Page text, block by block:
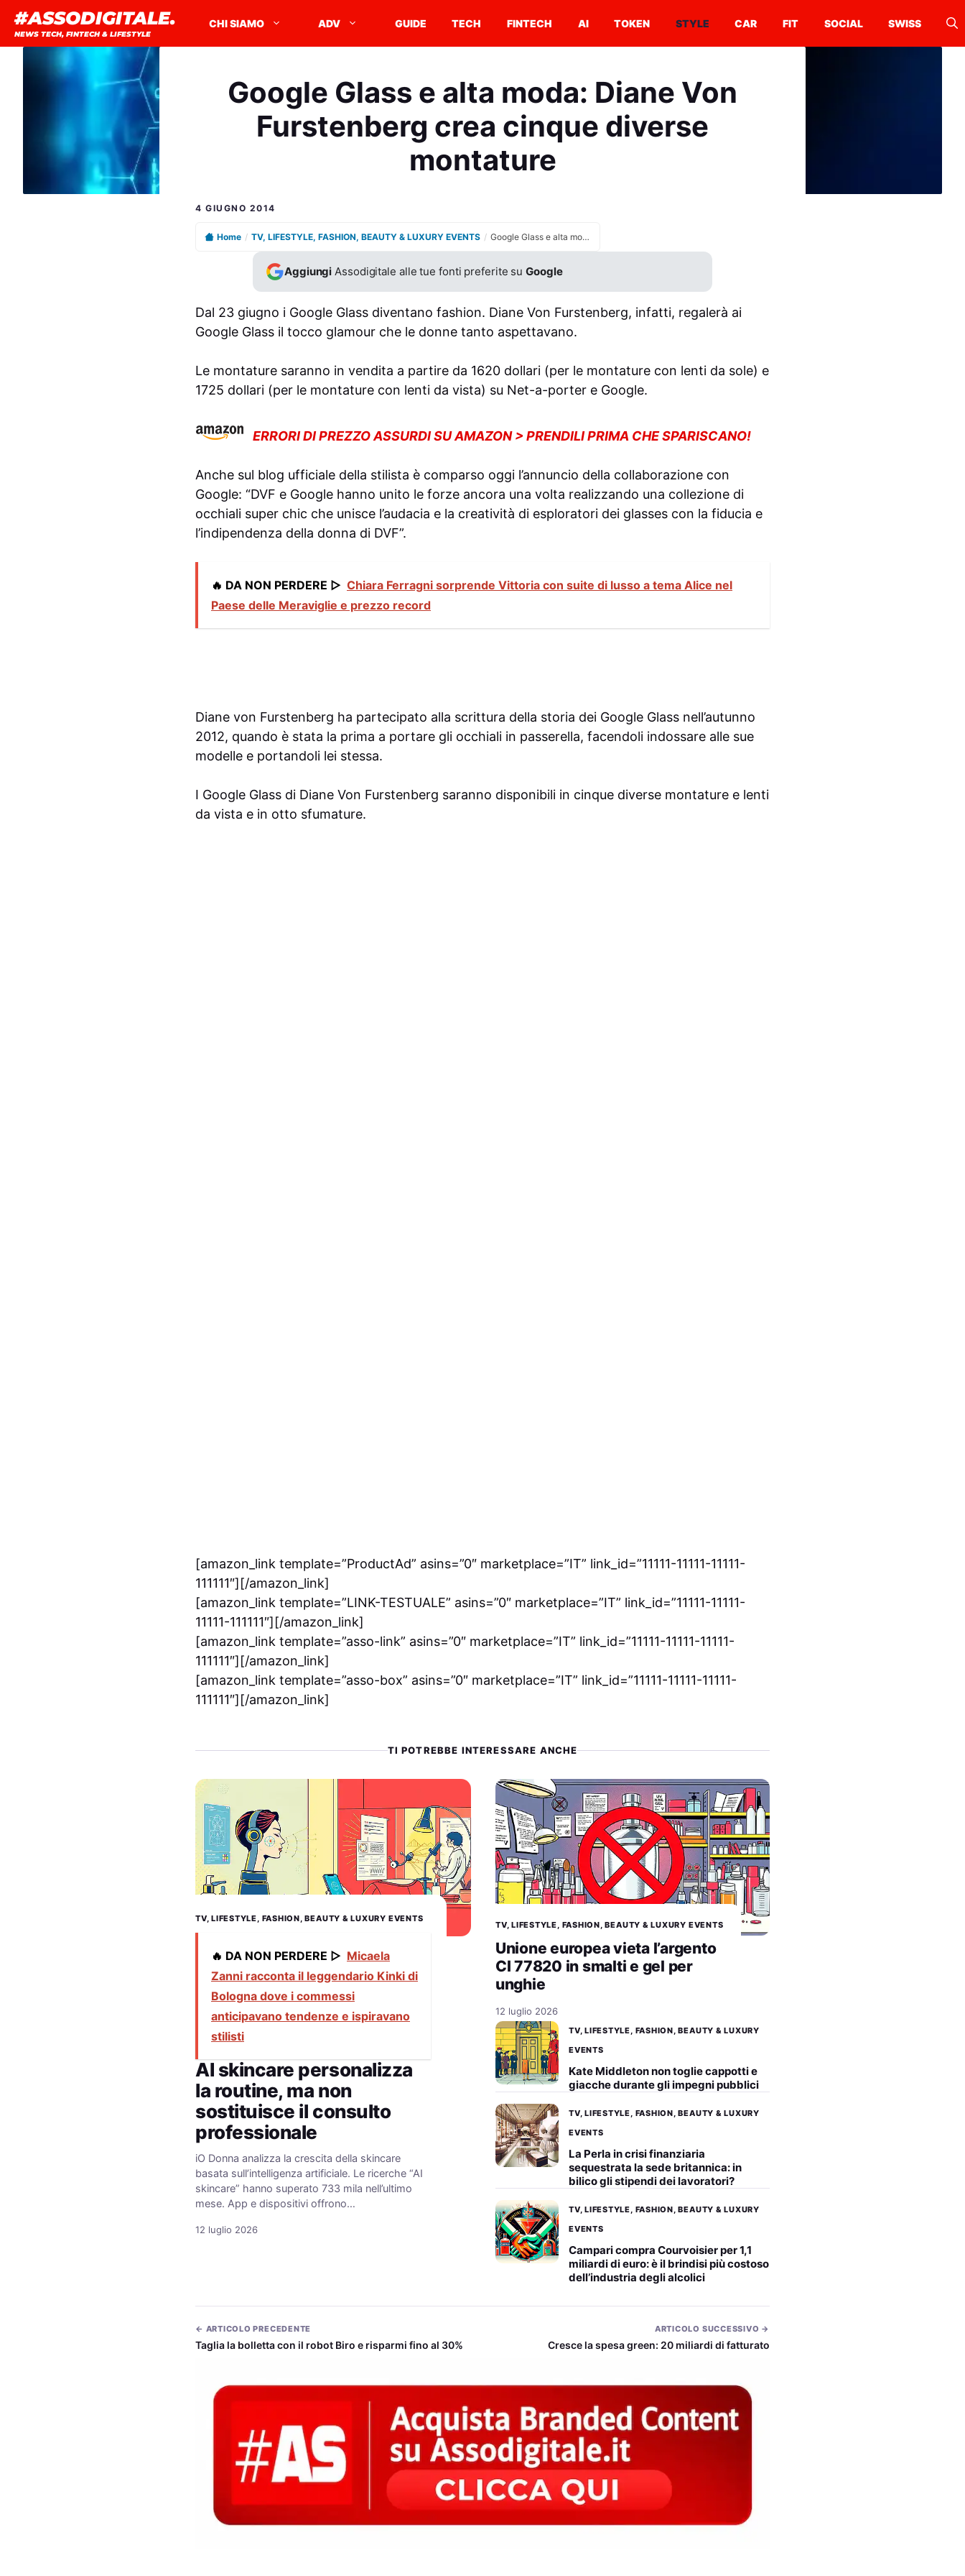
contenuto
#ASSODIGITALE.
NEWS TECH, FINTECH & LIFESTYLE
CHI SIAMO ADV GUIDE TECH FINTECH AI TOKEN STYLE CAR FIT SOCIAL SWISS
Google Glass e alta moda: Diane Von
Furstenberg crea cinque diverse
montature
4 GIUGNO 2014
Home / TV, LIFESTYLE, FASHION, BEAUTY & LUXURY EVENTS / Google Glass e alta moda: Diane Von Furstenberg crea cinque diverse montature
Aggiungi Assodigitale alle tue fonti preferite suGoogle
Dal 23 giugno i Google Glass diventano fashion. Diane Von Furstenberg, infatti, regalerà ai
Google Glass il tocco glamour che le donne tanto aspettavano.
Le montature saranno in vendita a partire da 1620 dollari (per le montature con lenti da sole) e
1725 dollari (per le montature con lenti da vista) su Net-a-porter e Google.
ERRORI DI PREZZO ASSURDI SU AMAZON > PRENDILI PRIMA CHE SPARISCANO!
Anche sul blog ufficiale della stilista è comparso oggi l’annuncio della collaborazione con
Google: “DVF e Google hanno unito le forze ancora una volta realizzando una collezione di
occhiali super chic che unisce l’audacia e la creatività di esploratori dei glasses con la fiducia e
l’indipendenza della donna di DVF”.
🔥 DA NON PERDERE ▷ Chiara Ferragni sorprende Vittoria con suite di lusso a tema Alice nel
Paese delle Meraviglie e prezzo record
Diane von Furstenberg ha partecipato alla scrittura della storia dei Google Glass nell’autunno
2012, quando è stata la prima a portare gli occhiali in passerella, facendoli indossare alle sue
modelle e portandoli lei stessa.
I Google Glass di Diane Von Furstenberg saranno disponibili in cinque diverse montature e lenti
da vista e in otto sfumature.
[amazon_link template=”ProductAd” asins=”0″ marketplace=”IT” link_id=”11111-11111-11111-
111111″][/amazon_link]
[amazon_link template=”LINK-TESTUALE” asins=”0″ marketplace=”IT” link_id=”11111-11111-
11111-111111″][/amazon_link]
[amazon_link template=”asso-link” asins=”0″ marketplace=”IT” link_id=”11111-11111-11111-
111111″][/amazon_link]
[amazon_link template=”asso-box” asins=”0″ marketplace=”IT” link_id=”11111-11111-11111-
111111″][/amazon_link]
TI POTREBBE INTERESSARE ANCHE
TV, LIFESTYLE, FASHION, BEAUTY & LUXURY EVENTS
🔥 DA NON PERDERE ▷ Micaela
Zanni racconta il leggendario Kinki di
Bologna dove i commessi
anticipavano tendenze e ispiravano
stilisti
AI skincare personalizza
la routine, ma non
sostituisce il consulto
professionale
iO Donna analizza la crescita della skincare
basata sull’intelligenza artificiale. Le ricerche “AI
skincare” hanno superato 733 mila nell’ultimo
mese. App e dispositivi offrono…
12 luglio 2026
TV, LIFESTYLE, FASHION, BEAUTY & LUXURY EVENTS
Unione europea vieta l’argento
CI 77820 in smalti e gel per
unghie
12 luglio 2026
TV, LIFESTYLE, FASHION, BEAUTY & LUXURY
EVENTS
Kate Middleton non toglie cappotti e
giacche durante gli impegni pubblici
TV, LIFESTYLE, FASHION, BEAUTY & LUXURY
EVENTS
La Perla in crisi finanziaria
sequestrata la sede britannica: in
bilico gli stipendi dei lavoratori?
TV, LIFESTYLE, FASHION, BEAUTY & LUXURY
EVENTS
Campari compra Courvoisier per 1,1
miliardi di euro: è il brindisi più costoso
dell’industria degli alcolici
← ARTICOLO PRECEDENTE
Taglia la bolletta con il robot Biro e risparmi fino al 30%
ARTICOLO SUCCESSIVO →
Cresce la spesa green: 20 miliardi di fatturato